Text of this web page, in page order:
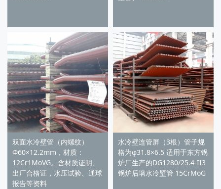
双面水冷壁管（内螺纹）
Φ60×12.2mm，材质：
12Cr1MoVG。含材质证明、
出厂合格证，水压试验、通球
报告等资料
水冷壁连管屏（3根）管子规
格为φ31.8×6.5 适用于东方锅
炉厂生产的DG1280/25.4-II3
锅炉后墙水冷壁管 15CrMoG